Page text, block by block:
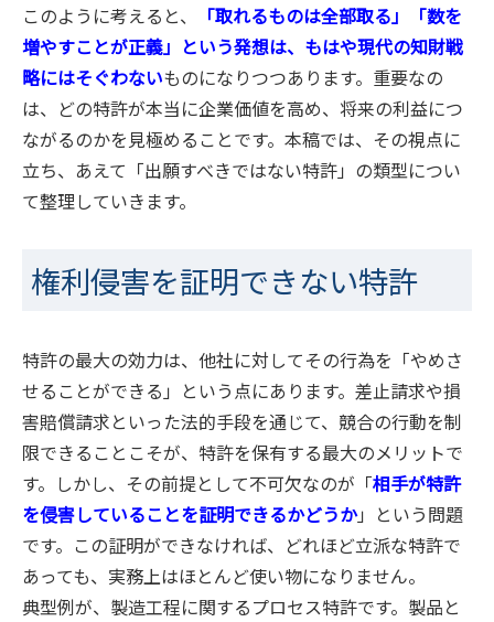
このように考えると、
「取れるものは全部取る」「数を
増やすことが正義」という発想は、もはや現代の知財戦
略にはそぐわないものになりつつあります。重要なの
は、どの特許が本当に企業価値を高め、将来の利益につ
ながるのかを見極めることです。本稿では、その視点に
立ち、あえて「出願すべきではない特許」の類型につい
て整理していきます。
権利侵害を証明できない特許
特許の最大の効力は、他社に対してその行為を「やめさ
せることができる」という点にあります。差止請求や損
害賠償請求といった法的手段を通じて、競合の行動を制
限できることこそが、特許を保有する最大のメリットで
す。しかし、その前提として不可欠なのが「相手が特許
を侵害していることを証明できるかどうか」という問題
です。この証明ができなければ、どれほど立派な特許で
あっても、実務上はほとんど使い物になりません。
典型例が、製造工程に関するプロセス特許です。製品と